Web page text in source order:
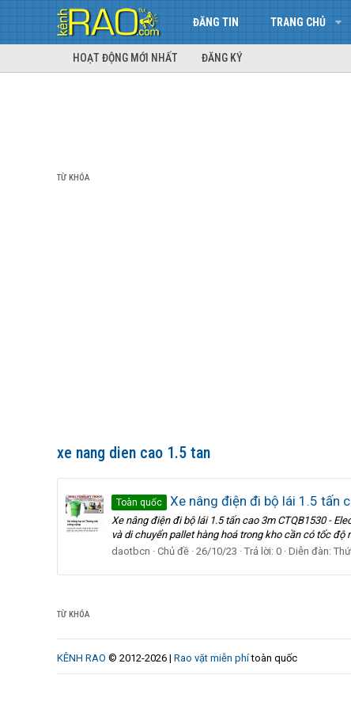
ĐĂNG TIN TRANG CHỦ
HOẠT ĐỘNG MỚI NHẤT ĐĂNG KÝ
TỪ KHÓA
xe nang dien cao 1.5 tan
Toàn quốc Xe nâng điện đi bộ lái 1.5 tấn
Xe nâng điện đi bộ lái 1.5 tấn cao 3m CTQB1530 -
và di chuyển pallet hàng hoá trong kho cần có tốc
daotbcn
Chủ đề 26/10/23 Trả lời: 0 Diễn đàn:
TỪ KHÓA
KÊNH RAO © 2012-2026 | Rao vặt miễn phítoàn quốc